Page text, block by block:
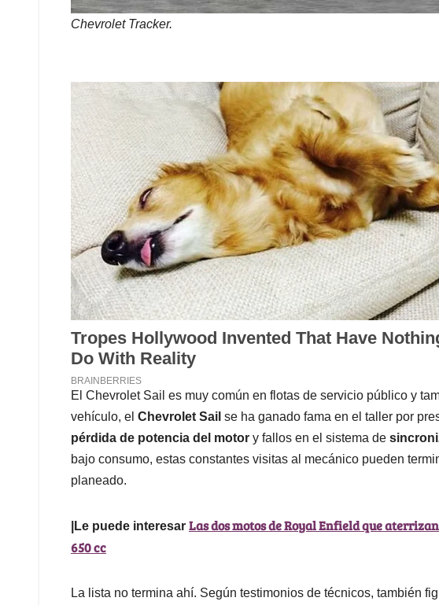
Chevrolet Tracker.
El Chevrolet Sail es muy común en flotas de servicio público y
vehículo, el Chevrolet Sail se ha ganado fama en el taller por
pérdida de potencia del motor y fallos en el sistema de
bajo consumo, estas constantes visitas al mecánico pueden
planeado.
|Le puede interesar Las dos motos de Royal Enfield que
650 cc
La lista no termina ahí. Según testimonios de técnicos, también